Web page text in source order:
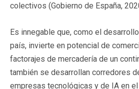
colectivos (Gobierno de España,
Es innegable que, como el
país, invierte en potencial de
factorajes de mercadería de un
también se desarrollan corredores
empresas tecnológicas y de IA en